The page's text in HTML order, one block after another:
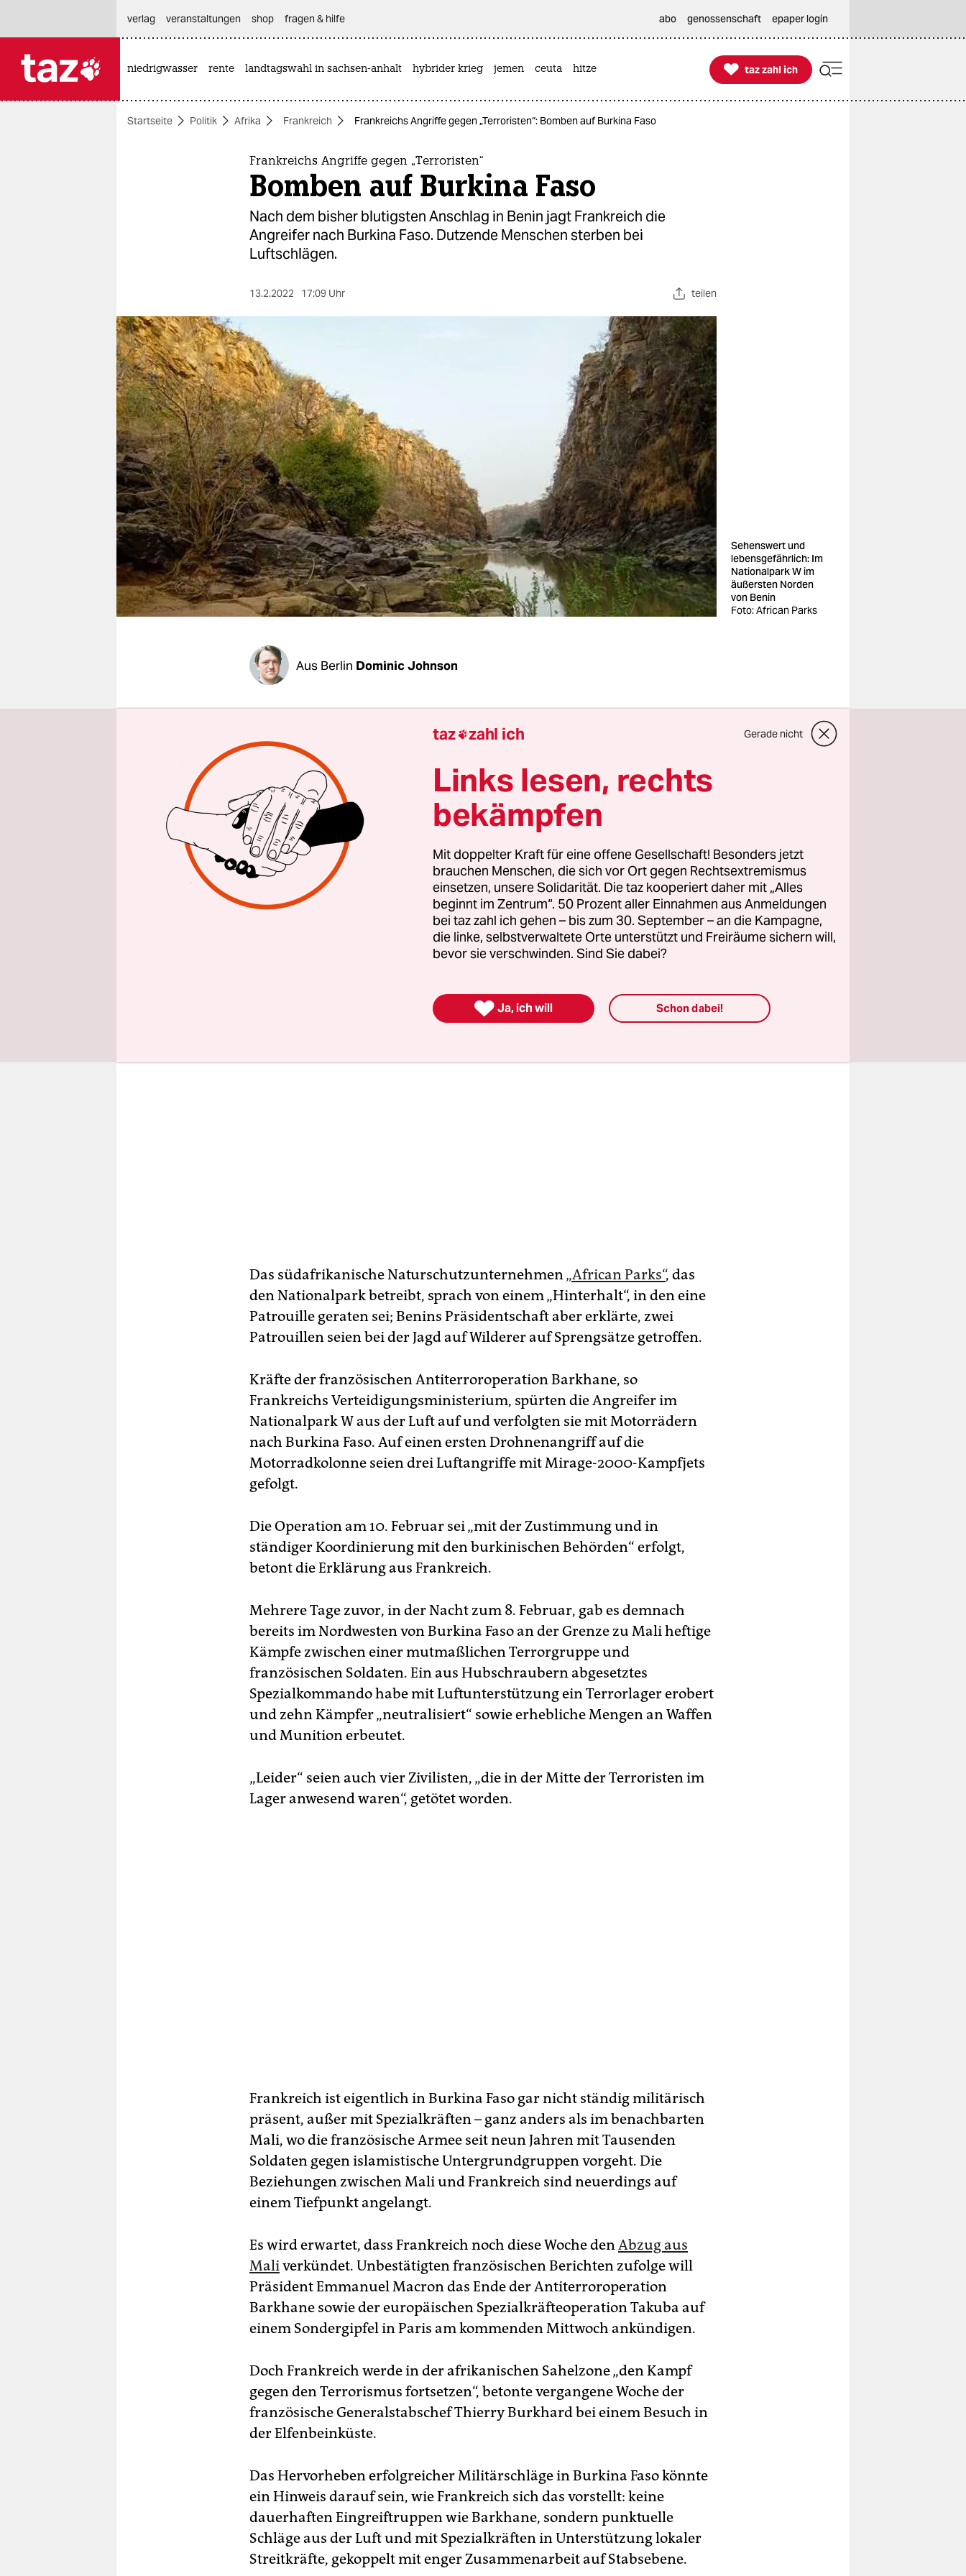
themen
berlin
nord
wahrheit
verlag
verlag
veranstaltungen
shop
fragen & hilfe
unterstützen
abo
genossenschaft
verlag
veranstaltungen shop fragen & hilfe abo genossenschaft epaper login
niedrigwasser rente landtagswahl in sachsen-anhalt hybrider krieg jemen ceuta hitze 
taz zahl ich
taz zahl ich
Startseite Politik Afrika Frankreich Frankreichs Angriffe gegen „Terroristen“: Bomben auf Burkina Faso
Frankreichs Angriffe gegen „Terroristen“
Bomben auf Burkina Faso
Nach dem bisher blutigsten Anschlag in Benin jagt Frankreich die
Angreifer nach Burkina Faso. Dutzende Menschen sterben bei
Luftschlägen.
13.2.2022 17:09 Uhr teilen
Sehenswert und
lebensgefährlich: Im
Nationalpark W im
äußersten Norden
von Benin
Foto: African Parks
Aus Berlin Dominic Johnson
Mitten in der Debatte über einen Abzug der französischen
Kampftruppen aus Mali hat Frankreich im benachbarten Burkina Faso
eine Reihe von Erfolgen im Antiterrorkampf vermeldet. 40
„Terroristen“ seien bei Luftangriffen im Osten des Landes an der
Grenze zu Niger „kampfunfähig“ gemacht worden, gab das
Verteidigungsministerium am Samstag bekannt.
Es handele sich um dieselbe Gruppe, die vergangene Woche bei drei
Bombenanschlägen im Nationalpark W in Benin – er heißt so, weil er
das Dreiländereck zwischen Benin, Burkina Faso und Niger bildet –
neun Menschen getötet und 12 verletzt habe. Es war der bisher
schwerste terroristische Angriff in Benin. Unter den Toten war ein 50-
Das südafrikanische Naturschutzunternehmen„African Parks“, das
den Nationalpark betreibt, sprach von einem „Hinterhalt“, in den eine
Patrouille geraten sei; Benins Präsidentschaft aber erklärte, zwei
Patrouillen seien bei der Jagd auf Wilderer auf Sprengsätze getroffen.
Kräfte der französischen Antiterroroperation Barkhane, so
Frankreichs Verteidigungsministerium, spürten die Angreifer im
Nationalpark W aus der Luft auf und verfolgten sie mit Motorrädern
nach Burkina Faso. Auf einen ersten Drohnenangriff auf die
Motorradkolonne seien drei Luftangriffe mit Mirage-2000-Kampfjets
gefolgt.
Die Operation am 10. Februar sei „mit der Zustimmung und in
ständiger Koordinierung mit den burkinischen Behörden“ erfolgt,
betont die Erklärung aus Frankreich.
Mehrere Tage zuvor, in der Nacht zum 8. Februar, gab es demnach
bereits im Nordwesten von Burkina Faso an der Grenze zu Mali heftige
Kämpfe zwischen einer mutmaßlichen Terrorgruppe und
französischen Soldaten. Ein aus Hubschraubern abgesetztes
Spezialkommando habe mit Luftunterstützung ein Terrorlager erobert
und zehn Kämpfer „neu­tralisiert“ sowie erhebliche Mengen an Waffen
und Munition erbeutet.
„Leider“ seien auch vier Zivilisten, „die in der Mitte der Terroristen im
Lager anwesend waren“, getötet worden.
Frankreich ist eigentlich in Burkina Faso gar nicht ständig militärisch
präsent, außer mit Spezialkräften – ganz anders als im benachbarten
Mali, wo die französische Armee seit neun Jahren mit Tausenden
Soldaten gegen islamistische Untergrundgruppen vorgeht. Die
Beziehungen zwischen Mali und Frankreich sind neuerdings auf
einem Tiefpunkt angelangt.
Es wird erwartet, dass Frankreich noch diese Woche denAbzug aus
Maliverkündet. Unbestätigten französischen Berichten zufolge will
Präsident Emmanuel Macron das Ende der Antiterroroperation
Barkhane sowie der europäischen Spezialkräfteoperation Takuba auf
einem Sondergipfel in Paris am kommenden Mittwoch ankündigen.
Doch Frankreich werde in der afrikanischen Sahelzone „den Kampf
gegen den Terrorismus fortsetzen“, betonte vergangene Woche der
französische Generalstabschef Thierry Burkhard bei einem Besuch in
der Elfenbeinküste.
Das Hervorheben erfolgreicher Militärschläge in Burkina Faso könnte
ein Hinweis darauf sein, wie Frankreich sich das vorstellt: keine
dauerhaften Eingreiftruppen wie Barkhane, sondern punktuelle
Schläge aus der Luft und mit Spezialkräften in Unterstützung lokaler
Streitkräfte, gekoppelt mit enger Zusammenarbeit auf Stabsebene.
taz zahl ich Gerade nicht
Links lesen, rechts
bekämpfen
Mit doppelter Kraft für eine offene Gesellschaft! Besonders jetzt
brauchen Menschen, die sich vor Ort gegen Rechtsextremismus
einsetzen, unsere Solidarität. Die taz kooperiert daher mit „Alles
beginnt im Zentrum“. 50 Prozent aller Einnahmen aus Anmeldungen
bei taz zahl ich gehen – bis zum 30. September – an die Kampagne,
die linke, selbstverwaltete Orte unterstützt und Freiräume sichern will,
bevor sie verschwinden. Sind Sie dabei?
 Ja, ich will Schon dabei!